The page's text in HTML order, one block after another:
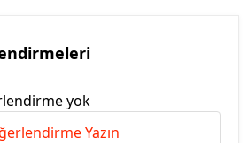
yok
Yazın